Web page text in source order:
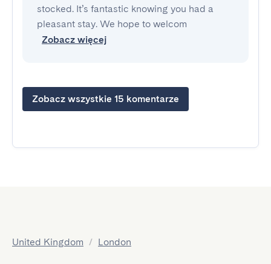
stocked. It’s fantastic knowing you had a
pleasant stay. We hope to welcom
Zobacz więcej
Zobacz wszystkie 15 komentarze
United Kingdom / London